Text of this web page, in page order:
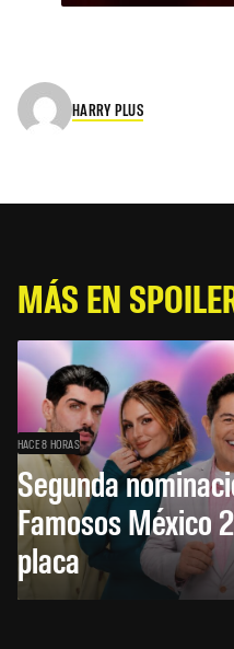
HARRY PLUS
MÁS EN
HACE 8 HORAS
Segunda
Famosos México
placa